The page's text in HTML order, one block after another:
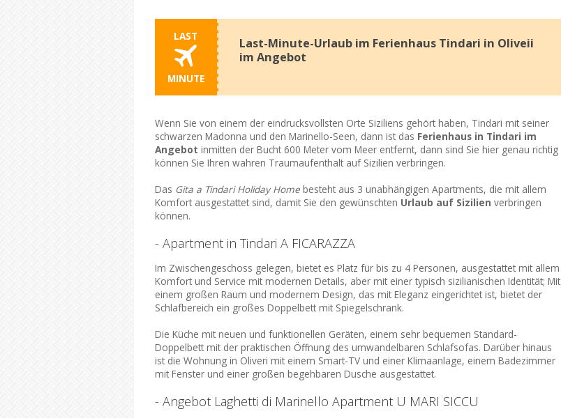
LAST
MINUTE
Last-Minute-Urlaub im Ferienhaus Tindari in Oliveii
im Angebot
Wenn Sie von einem der eindrucksvollsten Orte Siziliens gehört haben, Tindari mit seiner
schwarzen Madonna und den Marinello-Seen, dann ist das Ferienhaus in Tindari im
Angebot inmitten der Bucht 600 Meter vom Meer entfernt, dann sind Sie hier genau richtig
können Sie Ihren wahren Traumaufenthalt auf Sizilien verbringen.
Das Gita a Tindari Holiday Home besteht aus 3 unabhängigen Apartments, die mit allem
Komfort ausgestattet sind, damit Sie den gewünschten Urlaub auf Sizilien verbringen
können.
- Apartment in Tindari A FICARAZZA
Im Zwischengeschoss gelegen, bietet es Platz für bis zu 4 Personen, ausgestattet mit allem
Komfort und Service mit modernen Details, aber mit einer typisch sizilianischen Identität; Mit
einem großen Raum und modernem Design, das mit Eleganz eingerichtet ist, bietet der
Schlafbereich ein großes Doppelbett mit Spiegelschrank.
Die Küche mit neuen und funktionellen Geräten, einem sehr bequemen Standard-
Doppelbett mit der praktischen Öffnung des umwandelbaren Schlafsofas. Darüber hinaus
ist die Wohnung in Oliveri mit einem Smart-TV und einer Klimaanlage, einem Badezimmer
mit Fenster und einer großen begehbaren Dusche ausgestattet.
- Angebot Laghetti di Marinello Apartment U MARI SICCU